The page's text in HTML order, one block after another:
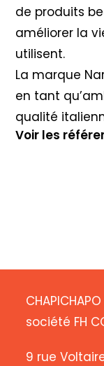
de produits
améliorer la
utilisent.
La marque
en tant
qualité
Voir les
société FH
9 rue